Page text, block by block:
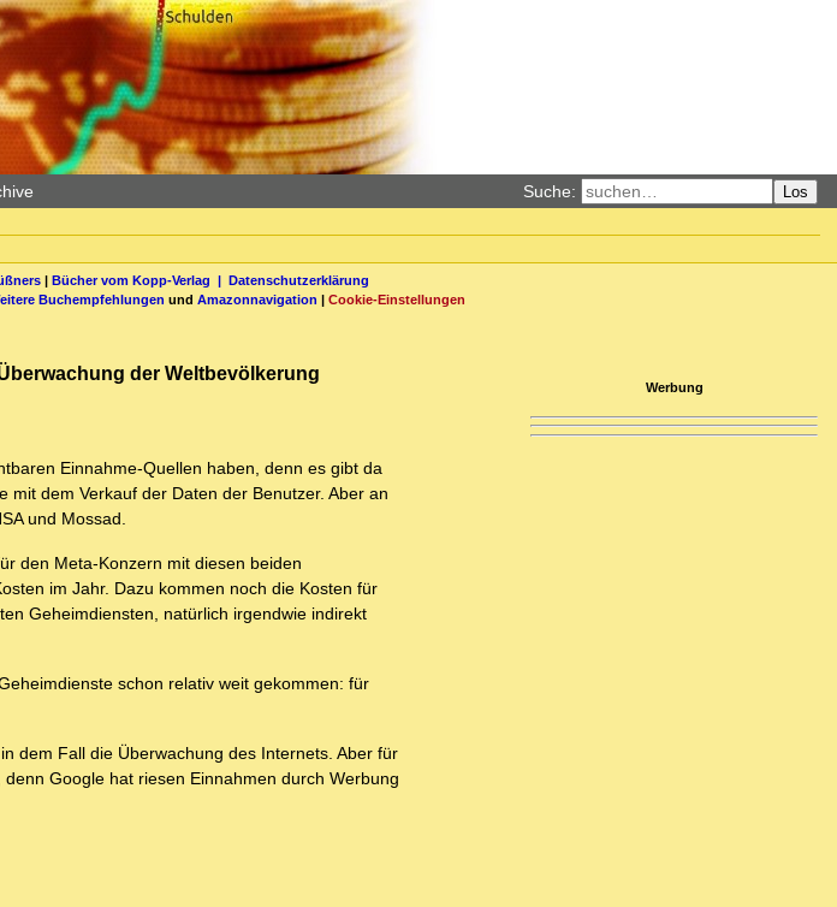
Suche: Los
| Bücher vom Kopp-Verlag | Datenschutzerklärung
Buchempfehlungen und Amazonnavigation | Cookie-Einstellungen
der Weltbevölkerung
Einnahme-Quellen haben, denn es gibt da
dem Verkauf der Daten der Benutzer. Aber an
und Mossad.
den Meta-Konzern mit diesen beiden
im Jahr. Dazu kommen noch die Kosten für
Geheimdiensten, natürlich irgendwie indirekt
schon relativ weit gekommen: für
dem Fall die Überwachung des Internets. Aber für
Google hat riesen Einnahmen durch Werbung
Werbung